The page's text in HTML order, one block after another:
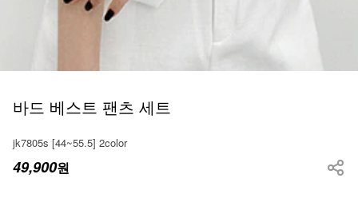
바드 베스트 팬츠 세트
jk7805s [44~55.5] 2color
49,900원